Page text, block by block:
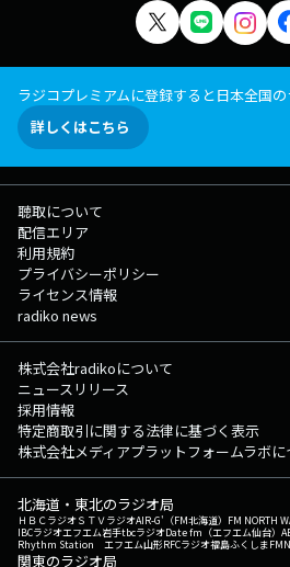
ラジコプレミアムに登録すると日本全国
詳しくはこちら
聴取について
配信エリア
利用規約
プライバシーポリシー
ライセンス情報
radiko news
株式会社radikoについて
ニュースリリース
採用情報
特定商取引に関する法律に基づく表示
株式会社メディアプラットフォームラボに
北海道・東北のラジオ局
ＨＢＣラジオＳＴＶラジオAIR-G'（FM北海道） FM NORTH
IBCラジオエフエム岩手tbcラジオDate fm（エフエム仙台）
Rhythm Station エフエム山形RFCラジオ福島ふくしまFM
関東のラジオ局